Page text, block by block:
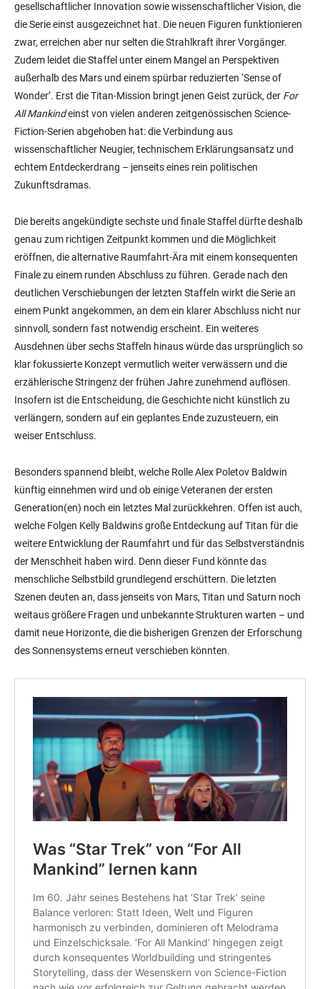
gesellschaftlicher Innovation sowie wissenschaftlicher Vision, die
die Serie einst ausgezeichnet hat. Die neuen Figuren funktionieren
zwar, erreichen aber nur selten die Strahlkraft ihrer Vorgänger.
Zudem leidet die Staffel unter einem Mangel an Perspektiven
außerhalb des Mars und einem spürbar reduzierten ‘Sense of
Wonder’. Erst die Titan-Mission bringt jenen Geist zurück, der For
All Mankindeinst von vielen anderen zeitgenössischen Science-
Fiction-Serien abgehoben hat: die Verbindung aus
wissenschaftlicher Neugier, technischem Erklärungsansatz und
echtem Entdeckerdrang – jenseits eines rein politischen
Zukunftsdramas.
Die bereits angekündigte sechste und finale Staffel dürfte deshalb
genau zum richtigen Zeitpunkt kommen und die Möglichkeit
eröffnen, die alternative Raumfahrt-Ära mit einem konsequenten
Finale zu einem runden Abschluss zu führen. Gerade nach den
deutlichen Verschiebungen der letzten Staffeln wirkt die Serie an
einem Punkt angekommen, an dem ein klarer Abschluss nicht nur
sinnvoll, sondern fast notwendig erscheint. Ein weiteres
Ausdehnen über sechs Staffeln hinaus würde das ursprünglich so
klar fokussierte Konzept vermutlich weiter verwässern und die
erzählerische Stringenz der frühen Jahre zunehmend auflösen.
Insofern ist die Entscheidung, die Geschichte nicht künstlich zu
verlängern, sondern auf ein geplantes Ende zuzusteuern, ein
weiser Entschluss.
Besonders spannend bleibt, welche Rolle Alex Poletov Baldwin
künftig einnehmen wird und ob einige Veteranen der ersten
Generation(en) noch ein letztes Mal zurückkehren. Offen ist auch,
welche Folgen Kelly Baldwins große Entdeckung auf Titan für die
weitere Entwicklung der Raumfahrt und für das Selbstverständnis
der Menschheit haben wird. Denn dieser Fund könnte das
menschliche Selbstbild grundlegend erschüttern. Die letzten
Szenen deuten an, dass jenseits von Mars, Titan und Saturn noch
weitaus größere Fragen und unbekannte Strukturen warten – und
damit neue Horizonte, die die bisherigen Grenzen der Erforschung
des Sonnensystems erneut verschieben könnten.